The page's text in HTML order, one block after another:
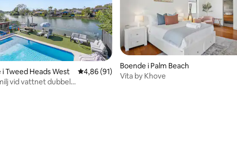
i Tweed Heads West 4,86 av 5 i genomsnittligt betyg, 91 omdömen
4,86 (91)
vid vattnet dubbel
Boende i Palm Beach
Vita by Khove